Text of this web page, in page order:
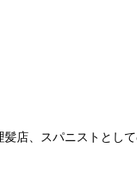
店、スパニストとし